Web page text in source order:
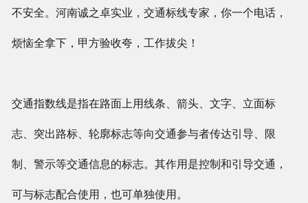
不安全。河南诚之卓实业，交通标线专家，你一个电话，
烦恼全拿下，甲方验收夸，工作拔尖！
交通指数线是指在路面上用线条、箭头、文字、立面标
志、突出路标、轮廓标志等向交通参与者传达引导、限
制、警示等交通信息的标志。其作用是控制和引导交通，
可与标志配合使用，也可单独使用。